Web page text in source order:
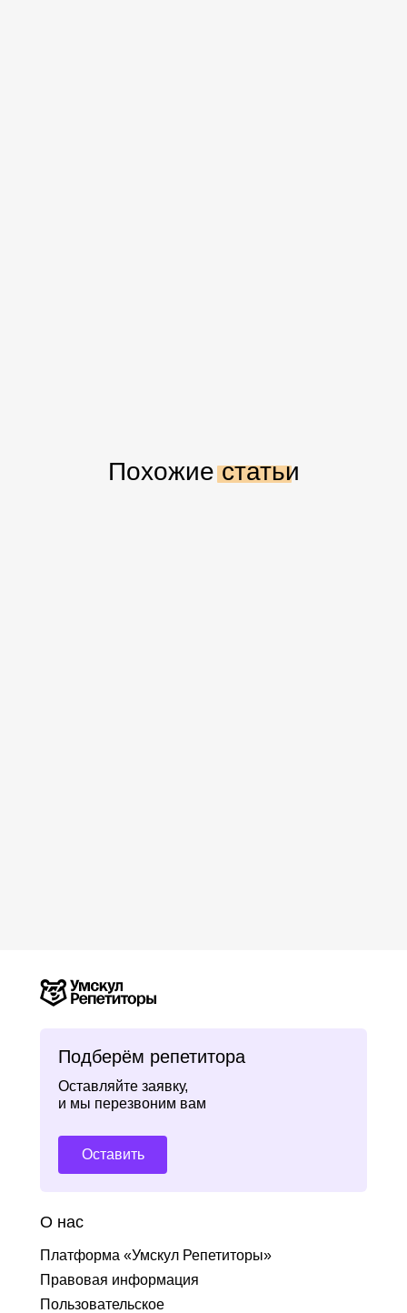
Похожие статьи
О нас
Платформа «Умскул Репетиторы»
Правовая информация
Пользовательское
Подберём репетитора
Оставляйте заявку,
и мы перезвоним вам
Оставить